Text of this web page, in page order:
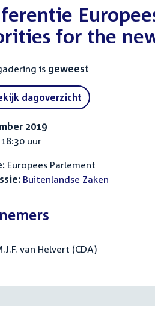
for the
is geweest
dagoverzicht
2019
uur
Europees Parlement
Buitenlandse Zaken
van Helvert (CDA)